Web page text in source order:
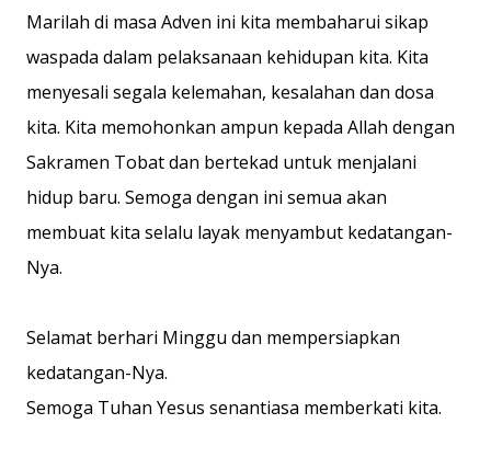
Marilah di masa Adven ini kita membaharui sikap
waspada dalam pelaksanaan kehidupan kita. Kita
menyesali segala kelemahan, kesalahan dan dosa
kita. Kita memohonkan ampun kepada Allah dengan
Sakramen Tobat dan bertekad untuk menjalani
hidup baru. Semoga dengan ini semua akan
membuat kita selalu layak menyambut kedatangan-
Nya.
Selamat berhari Minggu dan mempersiapkan
kedatangan-Nya.
Semoga Tuhan Yesus senantiasa memberkati kita.